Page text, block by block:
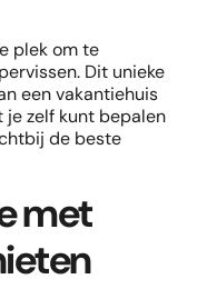
plek om te
Dit unieke
een vakantiehuis
je zelf kunt bepalen
de beste
met